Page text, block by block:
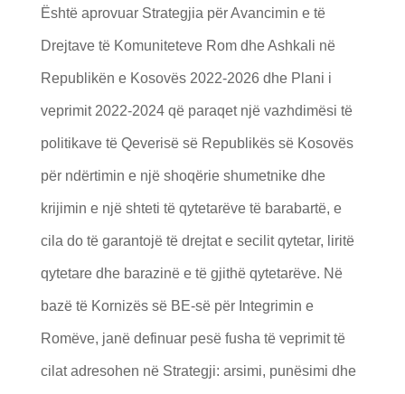
Është aprovuar Strategjia për Avancimin e të
Drejtave të Komuniteteve Rom dhe Ashkali në
Republikën e Kosovës 2022-2026 dhe Plani i
veprimit 2022-2024 që paraqet një vazhdimësi të
politikave të Qeverisë së Republikës së Kosovës
për ndërtimin e një shoqërie shumetnike dhe
krijimin e një shteti të qytetarëve të barabartë, e
cila do të garantojë të drejtat e secilit qytetar, liritë
qytetare dhe barazinë e të gjithë qytetarëve. Në
bazë të Kornizës së BE-së për Integrimin e
Romëve, janë definuar pesë fusha të veprimit të
cilat adresohen në Strategji: arsimi, punësimi dhe